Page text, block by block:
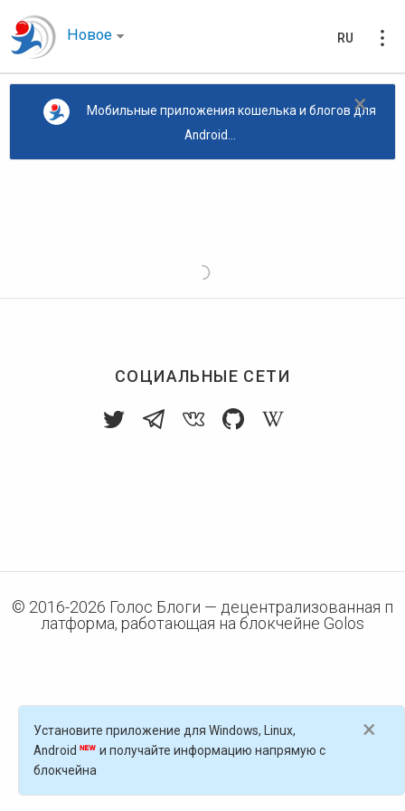
Новое RU
×
Мобильные приложения кошелька и блогов для
Android...
СОЦИАЛЬНЫЕ СЕТИ
© 2016-2026 Голос Блоги — децентрализованная п
латформа, работающая на блокчейне Golos
×
Установите приложение для Windows, Linux,
Android
и получайте информацию напрямую с
блокчейна